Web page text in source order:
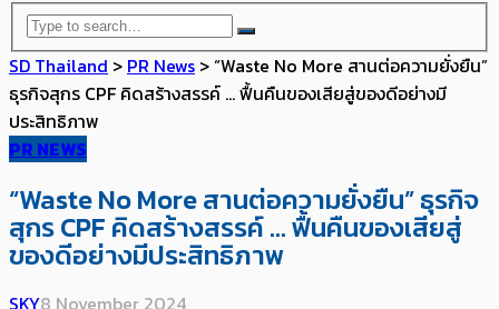
SD Thailand > PR News >“Waste No More สานต่อความยั่งยืน”
ธุรกิจสุกร CPF คิดสร้างสรรค์ … ฟื้นคืนของเสียสู่ของดีอย่างมี
ประสิทธิภาพ
PR NEWS
“Waste No More สานต่อความยั่งยืน” ธุรกิจ
สุกร CPF คิดสร้างสรรค์ … ฟื้นคืนของเสียสู่
ของดีอย่างมีประสิทธิภาพ